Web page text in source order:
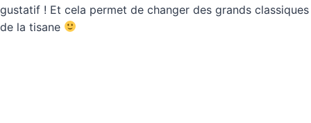
gustatif ! Et cela permet de changer des grands classiques
de la tisane